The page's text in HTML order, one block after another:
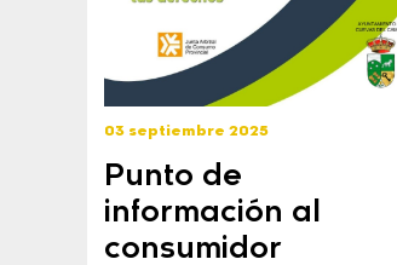
03 septiembre 2025
Punto de
información al
consumidor